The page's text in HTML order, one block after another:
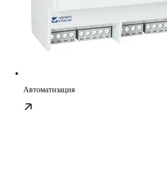
Автоматизация